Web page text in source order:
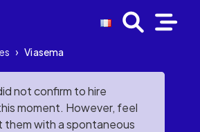
› Viasema
not confirm to hire
moment. However, feel
with a spontaneous